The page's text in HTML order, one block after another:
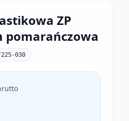
ZP
pomarańczowa
225-030